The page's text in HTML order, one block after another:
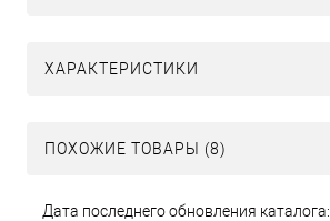
ХАРАКТЕРИСТИКИ
ПОХОЖИЕ ТОВАРЫ (8)
Дата последнего обновления каталога: